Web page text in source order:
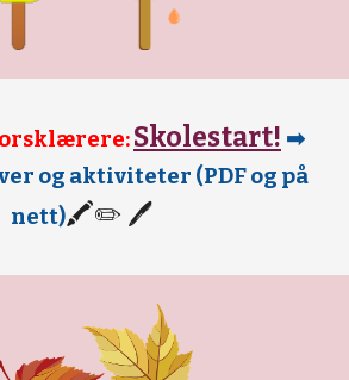
Skolestart! ➡
og aktiviteter (PDF og på
nett)🖍✏️ 🖊